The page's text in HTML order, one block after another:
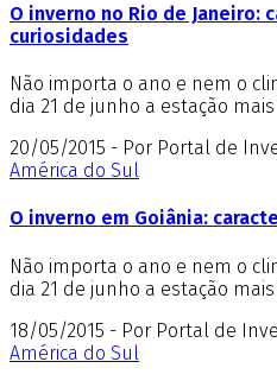
O inverno no Rio de Janeiro:
curiosidades
Não importa o ano e nem o
dia 21 de junho a estação mais
20/05/2015 - Por Portal de
América do Sul
O inverno em Goiânia:
Não importa o ano e nem o
dia 21 de junho a estação mais
18/05/2015 - Por Portal de
América do Sul